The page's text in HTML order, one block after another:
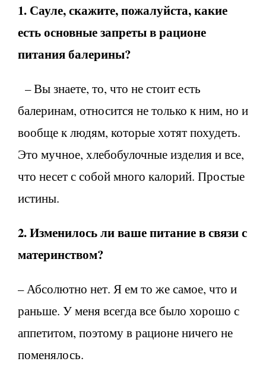
1. Сауле, скажите, пожалуйста, какие
есть основные запреты в рационе
питания балерины?
– Вы знаете, то, что не стоит есть
балеринам, относится не только к ним, но и
вообще к людям, которые хотят похудеть.
Это мучное, хлебобулочные изделия и все,
что несет с собой много калорий. Простые
истины.
2. Изменилось ли ваше питание в связи с
материнством?
– Абсолютно нет. Я ем то же самое, что и
раньше. У меня всегда все было хорошо с
аппетитом, поэтому в рационе ничего не
поменялось.